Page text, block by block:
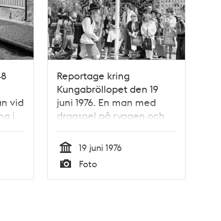
vid
i
Reportage kring
Kungabröllopet den 19
juni 1976. En man med
dragspel på ryggen och
skylten ""Mora Kompani""
tågar över Norrbro.
Åskådare, en del med
svenska flaggan i handen,
står längs broräcket
Tid
19 juni 1976
Typ
Foto